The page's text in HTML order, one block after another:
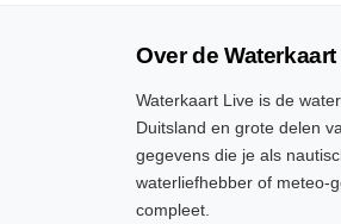
Over de
Waterkaart Live is de
Duitsland en grote delen
gegevens die je als
waterliefhebber of meteo-
compleet.